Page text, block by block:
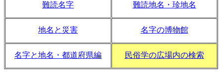
難読名字 難読地名・珍地名
地名と災害 名字の博物館
名字と地名・都道府県編 民俗学の広場内の検索